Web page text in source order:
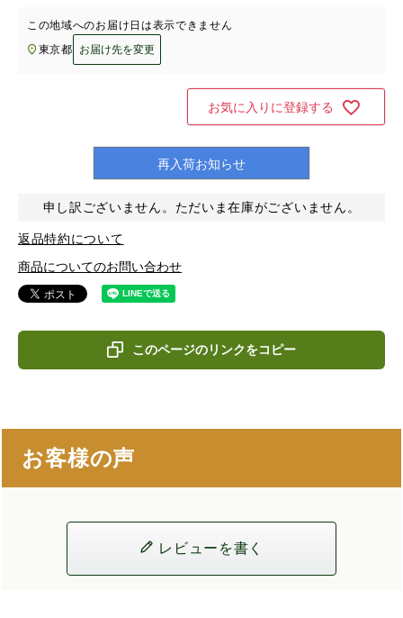
この地域へのお届け日は表示できません
東京都
お届け先を変更
お気に入りに登録する
再入荷お知らせ
申し訳ございません。ただいま在庫がございません。
返品特約について
商品についてのお問い合わせ
このページのリンクをコピー
お客様の声
レビューを書く